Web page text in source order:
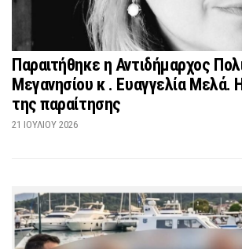
Παραιτήθηκε η Αντιδήμαρχος
Μεγανησίου κ . Ευαγγελία Μελά.
της παραίτησης
21 ΙΟΥΛΊΟΥ 2026